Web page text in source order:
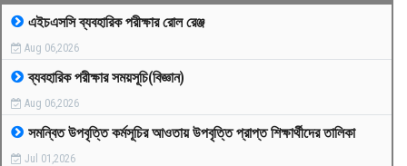
প্রতিযোগিতা -২০২৫
এইচএসসি ব্যবহারিক পরীক্ষার রোল রেঞ্জ
Aug 06,2026
ব্যবহারিক পরীক্ষার সময়সূচি(বিজ্ঞান)
Aug 06,2026
সমন্বিত উপবৃত্তি কর্মসূচির আওতায় উপবৃত্তি প্রাপ্ত শিক্ষার্থীদের তালিকা
Jul 01,2026